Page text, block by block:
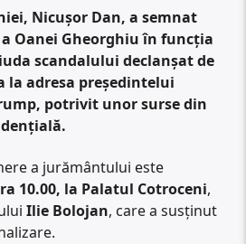
Nicușor Dan, a semnat
Oanei Gheorghiu în funcția
scandalului declanșat de
la adresa președintelui
potrivit unor surse din
a jurământului este
10.00, la Palatul Cotroceni,
Ilie Bolojan, care a susținut